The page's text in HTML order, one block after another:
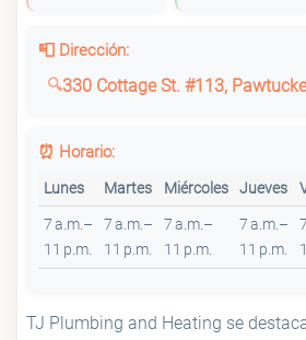
📮 Dirección:
330 Cottage St. #113,
⏰ Horario:
Lunes Martes Miércoles Jueves
7 a.m.–
11 p.m.
7 a.m.–
11 p.m.
7 a.m.–
11 p.m.
7 a.m.–
11 p.m.
TJ Plumbing and Heating se